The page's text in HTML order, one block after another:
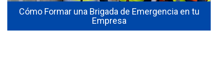
Cómo Formar una Brigada de Emergencia en tu
Empresa